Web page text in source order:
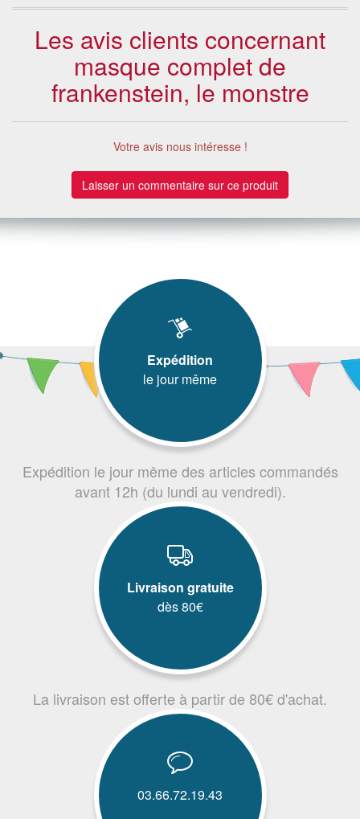
Les avis clients concernant
masque complet de
frankenstein, le monstre
Votre avis nous intéresse !
Laisser un commentaire sur ce produit
Expédition
le jour même
Expédition le jour même des articles commandés
avant 12h (du lundi au vendredi).
Livraison gratuite
dès 80€
La livraison est offerte à partir de 80€ d'achat.
03.66.72.19.43